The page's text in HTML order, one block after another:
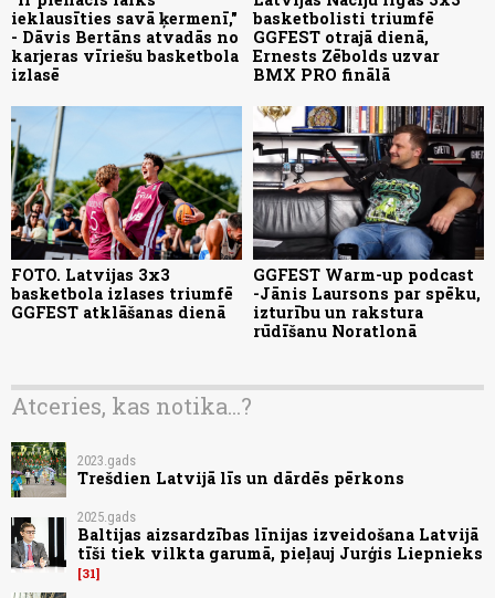
ieklausīties savā ķermenī,"
- Dāvis Bertāns atvadās no
karjeras vīriešu basketbola
izlasē
basketbolisti triumfē
GGFEST otrajā dienā,
Ernests Zēbolds uzvar
BMX PRO finālā
FOTO. Latvijas 3x3
basketbola izlases triumfē
GGFEST atklāšanas dienā
GGFEST Warm-up podcast
-Jānis Laursons par spēku,
izturību un rakstura
rūdīšanu Noratlonā
Atceries, kas notika...?
2023.gads
Trešdien Latvijā līs un dārdēs pērkons
2025.gads
Baltijas aizsardzības līnijas izveidošana Latvijā
tīši tiek vilkta garumā, pieļauj Jurģis Liepnieks
31